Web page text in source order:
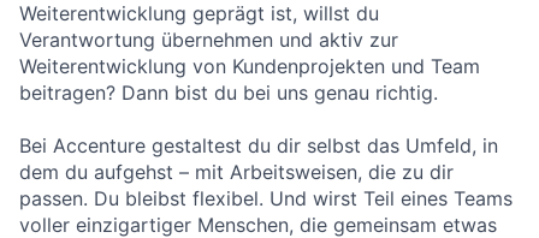
Weiterentwicklung geprägt ist, willst du
Verantwortung übernehmen und aktiv zur
Weiterentwicklung von Kundenprojekten und Team
beitragen? Dann bist du bei uns genau richtig.
Bei Accenture gestaltest du dir selbst das Umfeld, in
dem du aufgehst – mit Arbeitsweisen, die zu dir
passen. Du bleibst flexibel. Und wirst Teil eines Teams
voller einzigartiger Menschen, die gemeinsam etwas